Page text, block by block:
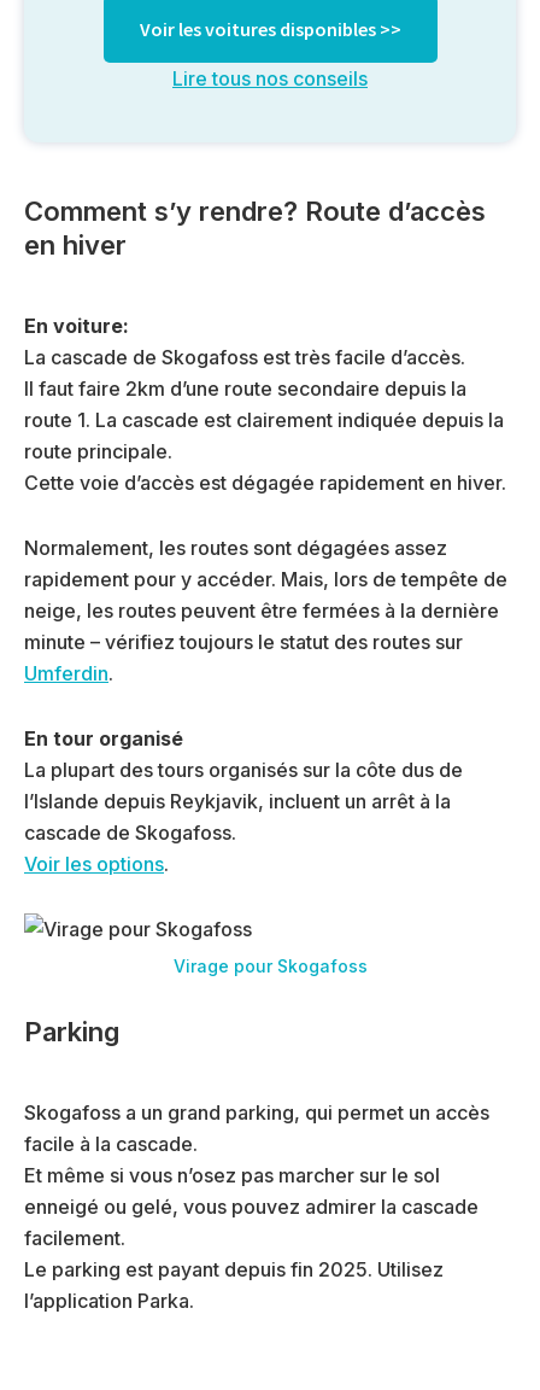
Voir les voitures disponibles >>
Lire tous nos conseils
Comment s’y rendre? Route d’accès
en hiver
En voiture:
La cascade de Skogafoss est très facile d’accès.
Il faut faire 2km d’une route secondaire depuis la
route 1. La cascade est clairement indiquée depuis la
route principale.
Cette voie d’accès est dégagée rapidement en hiver.
Normalement, les routes sont dégagées assez
rapidement pour y accéder. Mais, lors de tempête de
neige, les routes peuvent être fermées à la dernière
minute – vérifiez toujours le statut des routes sur
Umferdin.
En tour organisé
La plupart des tours organisés sur la côte dus de
l’Islande depuis Reykjavik, incluent un arrêt à la
cascade de Skogafoss.
Voir les options.
Virage pour Skogafoss
Parking
Skogafoss a un grand parking, qui permet un accès
facile à la cascade.
Et même si vous n’osez pas marcher sur le sol
enneigé ou gelé, vous pouvez admirer la cascade
facilement.
Le parking est payant depuis fin 2025. Utilisez
l’application Parka.